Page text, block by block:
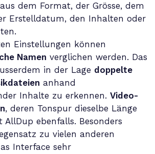
aus dem Format, der Grösse, dem
Erstelldatum, den Inhalten oder
Einstellungen können
Namen verglichen werden. Das
in der Lage doppelte
anhand
Inhalte zu erkennen. Video-
, deren Tonspur dieselbe Länge
AllDup ebenfalls. Besonders
zu vielen anderen
Interface sehr